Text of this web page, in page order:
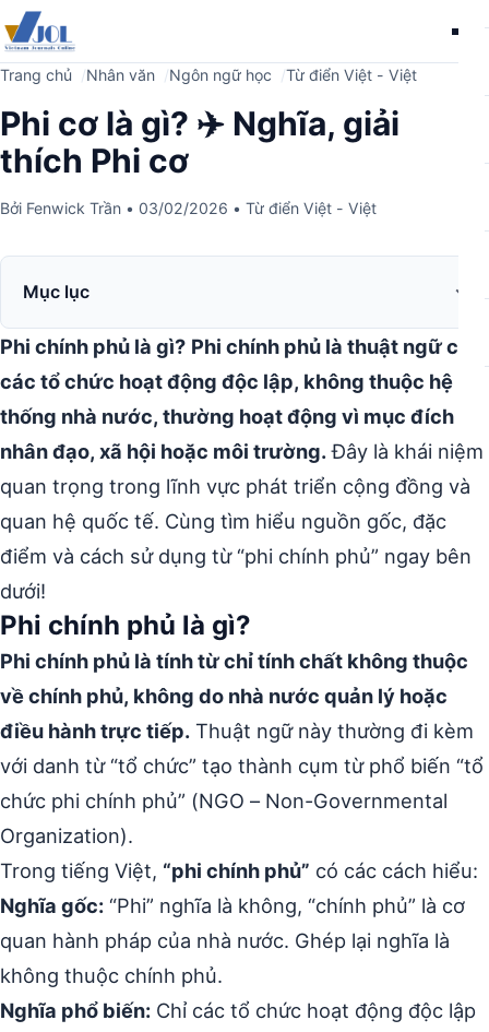
Trang chủ Nhân văn Ngôn ngữ học Từ điển Việt - Việt
Phi cơ là gì? ✈️ Nghĩa, giải
thích Phi cơ
Bởi Fenwick Trần • 03/02/2026 • Từ điển Việt - Việt
Mục lục
Phi chính phủ là gì? Phi chính phủ là thuật ngữ chỉ
các tổ chức hoạt động độc lập, không thuộc hệ
thống nhà nước, thường hoạt động vì mục đích
nhân đạo, xã hội hoặc môi trường.Đây là khái niệm
quan trọng trong lĩnh vực phát triển cộng đồng và
quan hệ quốc tế. Cùng tìm hiểu nguồn gốc, đặc
điểm và cách sử dụng từ “phi chính phủ” ngay bên
dưới!
Phi chính phủ là gì?
Phi chính phủ là tính từ chỉ tính chất không thuộc
về chính phủ, không do nhà nước quản lý hoặc
điều hành trực tiếp. Thuật ngữ này thường đi kèm
với danh từ “tổ chức” tạo thành cụm từ phổ biến “tổ
chức phi chính phủ” (NGO – Non-Governmental
Organization).
Trong tiếng Việt, “phi chính phủ” có các cách hiểu:
Nghĩa gốc: “Phi” nghĩa là không, “chính phủ” là cơ
quan hành pháp của nhà nước. Ghép lại nghĩa là
không thuộc chính phủ.
Nghĩa phổ biến: Chỉ các tổ chức hoạt động độc lập